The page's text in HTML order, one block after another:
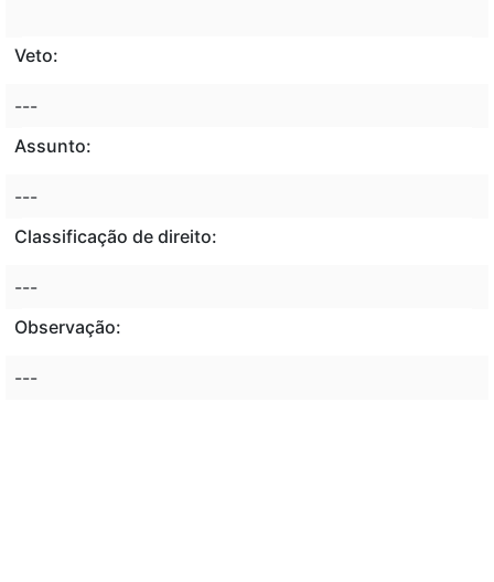
Veto:
---
Assunto:
---
Classificação de direito:
---
Observação:
---